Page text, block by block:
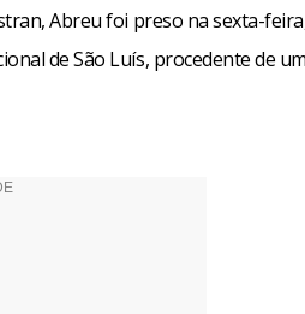
Abreu foi preso na sexta-
de São Luís, procedente de